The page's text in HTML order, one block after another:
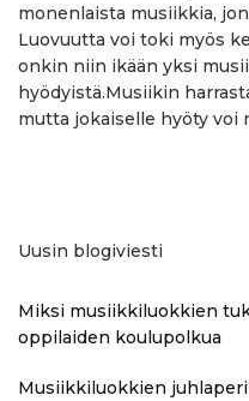
monenlaista musiikkia,
Luovuutta voi toki myös
onkin niin ikään yksi
hyödyistä.Musiikin
mutta jokaiselle hyöty voi
Uusin blogiviesti
Miksi musiikkiluokkien
oppilaiden koulupolkua
Musiikkiluokkien